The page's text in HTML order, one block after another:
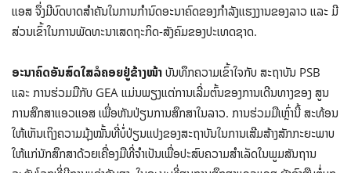
ແອສ ຈຶ່ງມີບົດບາດສຳຄັນໃນການກຳນົດອະນາຄົດຂອງກຳລັງແຮງງານຂອງລາວ ແລະ ມີ
ສ່ວນເຂົ້າໃນການພັດທະນາເສດຖະກິດ-ສັງຄົມຂອງປະເທດຊາດ.
ອະນາຄົດອັນສົດໃສລໍຄອຍຢູ່ຂ້າງໜ້າ ບັນທຶກຄວາມເຂົ້າໃຈກັບ ສະຖາບັນ PSB
ແລະ ການຮ່ວມມືກັບ GEA ແມ່ນພຽງແຕ່ການເລີ່ມຕົ້ນຂອງການເດີນທາງຂອງ ສູນ
ການສຶກສາແອວແອສ ເພື່ອຫັນປ່ຽນການສຶກສາໃນລາວ. ການຮ່ວມມືເຫຼົ່ານີ້ ສະທ້ອນ
ໃຫ້ເຫັນເຖິງຄວາມມຸ້ງໝັ້ນທີ່ບໍ່ປ່ຽນແປງຂອງສະຖາບັນໃນການເສີມສ້າງສັກກະຍະພາບ
ໃຫ້ແກ່ນັກສຶກສາດ້ວຍເຄື່ອງມືທີ່ຈຳເປັນເພື່ອປະສົບຄວາມສຳເລັດໃນພູມສັນຖານ